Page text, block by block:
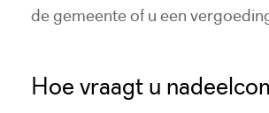
de gemeente of u een
Hoe vraagt u